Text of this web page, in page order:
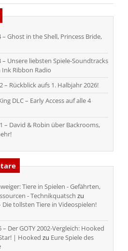
Ghost in the Shell, Princess Bride,
Unsere liebsten Spiele-Soundtracks
Ink Ribbon Radio
– Rückblick aufs 1. Halbjahr 2026!
DLC – Early Access auf alle 4
– David & Robin über Backrooms,
Tiere in Spielen - Gefährten,
- Technikquatsch zu
tollsten Tiere in Videospielen!
Der GOTY 2002-Vergleich: Hooked
| Hooked zu Eure Spiele des